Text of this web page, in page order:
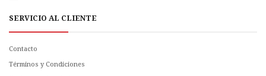
SERVICIO AL CLIENTE
Contacto
Términos y Condiciones